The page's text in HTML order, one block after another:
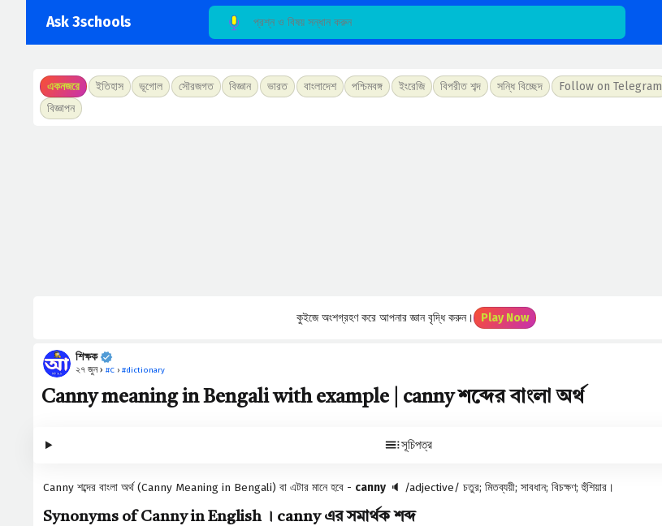
Ask 3schools
একনজরে ইতিহাস ভূগোল সৌরজগত বিজ্ঞান ভারত বাংলাদেশ পশ্চিমবঙ্গ ইংরেজি বিপরীত শব্দ সন্ধি বিচ্ছেদ Follow on Telegram
বিজ্ঞাপন
কুইজে অংশগ্রহণ করে আপনার জ্ঞান বৃদ্ধি করুন। Play Now
শিক্ষক
২৭ জুন › #C › #dictionary
Canny meaning in Bengali with example | canny শব্দের বাংলা অর্থ
সূচিপত্র
Canny শব্দের বাংলা অর্থ (Canny Meaning in Bengali) বা এটার মানে হবে - canny 🔈 /adjective/ চতুর; মিতব্যয়ী; সাবধান; বিচক্ষণ; হুঁশিয়ার।
Synonyms of Canny in English । canny এর সমার্থক শব্দ